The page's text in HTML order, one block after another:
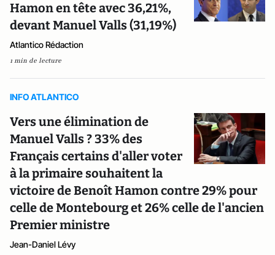
Hamon en tête avec 36,21%,
devant Manuel Valls (31,19%)
Atlantico Rédaction
1 min de lecture
INFO ATLANTICO
Vers une élimination de
Manuel Valls ? 33% des
Français certains d'aller voter
à la primaire souhaitent la
victoire de Benoît Hamon contre 29% pour
celle de Montebourg et 26% celle de l'ancien
Premier ministre
Jean-Daniel Lévy